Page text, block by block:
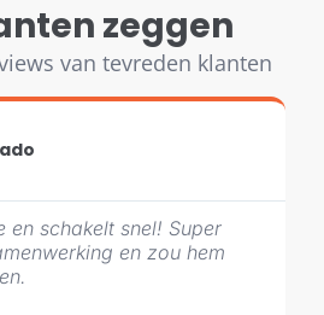
zeggen
van tevreden klanten
en schakelt snel! Super
en zou hem